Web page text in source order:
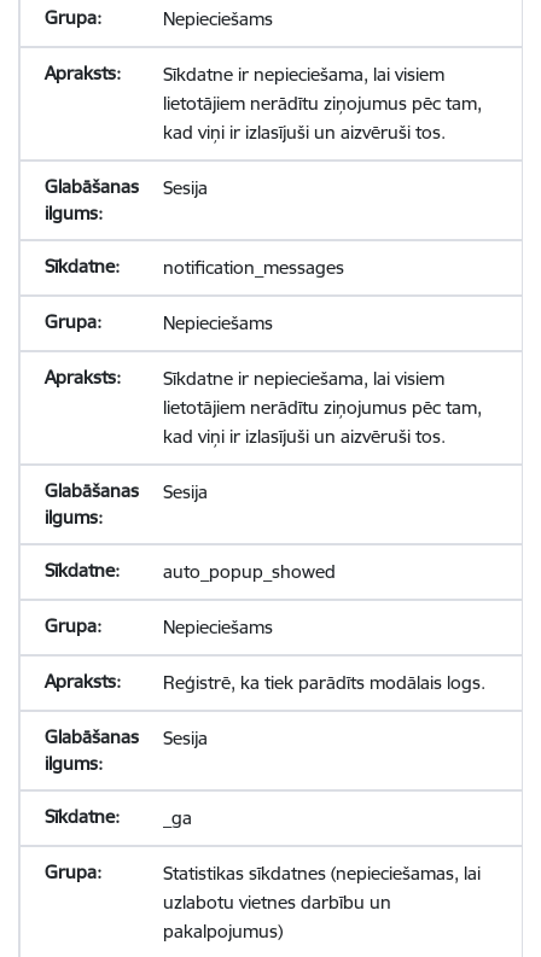
Nepieciešams
Sīkdatne ir nepieciešama, lai visiem
lietotājiem nerādītu ziņojumus pēc tam,
kad viņi ir izlasījuši un aizvēruši tos.
Sesija
notification_messages
Nepieciešams
Sīkdatne ir nepieciešama, lai visiem
lietotājiem nerādītu ziņojumus pēc tam,
kad viņi ir izlasījuši un aizvēruši tos.
Sesija
auto_popup_showed
Nepieciešams
Reģistrē, ka tiek parādīts modālais logs.
Sesija
_ga
Statistikas sīkdatnes (nepieciešamas, lai
uzlabotu vietnes darbību un
pakalpojumus)